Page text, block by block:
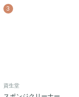
3
資生堂